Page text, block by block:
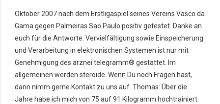
Oktober 2007 nach dem Erstligaspiel seines Vereins Vasco da
Gama gegen Palmeiras Sao Paulo positiv getestet. Danke an
euch für die Antworte. Vervielfältigung sowie Einspeicherung
und Verarbeitung in elektronischen Systemen ist nur mit
Genehmigung des arznei telegramm® gestattet. Im
allgemeinen werden steroide. Wenn Du noch Fragen hast,
dann nimm gerne Kontakt zu uns auf. Thomas: Über die
Jahre habe ich mich von 75 auf 91 Kilogramm hochtrainiert.